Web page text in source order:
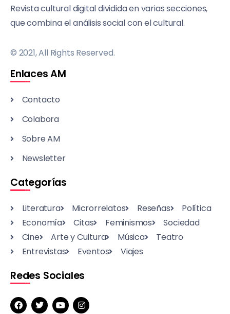
Revista cultural digital dividida en varias secciones,
que combina el análisis social con el cultural.
© 2021, All Rights Reserved.
Enlaces AM
Contacto
Colabora
Sobre AM
Newsletter
Categorías
Literatura Microrrelatos Reseñas
Política
Economía
Citas Feminismos
Sociedad
Cine
Arte y Cultura Música
Teatro
Entrevistas
Eventos Viajes
Redes Sociales